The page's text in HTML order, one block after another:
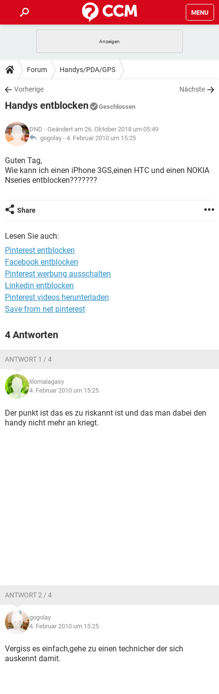
MENU
ANDROID IOS
WINDOWS 10
WHATSAPP TIKTOK
FACEBOOK
TIPPS & TRICKS
SPIELE STREAMING
WHATSAPP TIKTOK
FACEBOOK
DOWNLOADS
SPIELE STREAMING
ANDROID
WINDOWS 10 INSTAGRAM
WHATSAPP
FACEBOOK HARDWARE
FORUM
SPIELE STREAMING
ANDROID
WINDOWS 10
WHATSAPP
LEXIKON
SPIELE
ANDROID IOS
WHATSAPP
Forum Handys/PDA/GPS
Vorherige Nächste
Handys entblocken Geschlossen
DND - Geändert am 26. Oktober 2018 um 05:49
gogolay - 4. Februar 2010 um 15:25
Guten Tag,
Wie kann ich einen iPhone 3GS,einen HTC und einen NOKIA
Nseries entblocken???????
Share
Lesen Sie auch:
Pinterest entblocken
Facebook entblocken
Pinterest werbung ausschalten
Linkedin entblocken
Pinterest videos herunterladen
Save from net pinterest
4 Antworten
ANTWORT 1 / 4
lilomalagasy
4. Februar 2010 um 15:25
Der punkt ist das es zu riskannt ist und das man dabei den
handy nicht mehr an kriegt.
ANTWORT 2 / 4
gogolay
4. Februar 2010 um 15:25
Vergiss es einfach,gehe zu einen technicher der sich
auskennt damit.